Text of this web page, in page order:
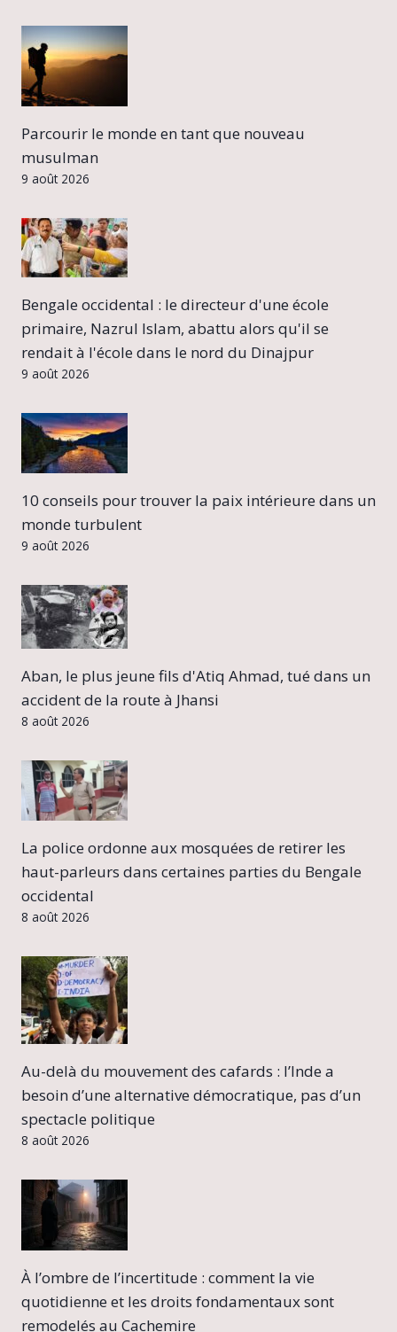
Parcourir le monde en tant que nouveau
musulman
9 août 2026
Bengale occidental : le directeur d'une école
primaire, Nazrul Islam, abattu alors qu'il se
rendait à l'école dans le nord du Dinajpur
9 août 2026
10 conseils pour trouver la paix intérieure dans un
monde turbulent
9 août 2026
Aban, le plus jeune fils d'Atiq Ahmad, tué dans un
accident de la route à Jhansi
8 août 2026
La police ordonne aux mosquées de retirer les
haut-parleurs dans certaines parties du Bengale
occidental
8 août 2026
Au-delà du mouvement des cafards : l’Inde a
besoin d’une alternative démocratique, pas d’un
spectacle politique
8 août 2026
À l’ombre de l’incertitude : comment la vie
quotidienne et les droits fondamentaux sont
remodelés au Cachemire